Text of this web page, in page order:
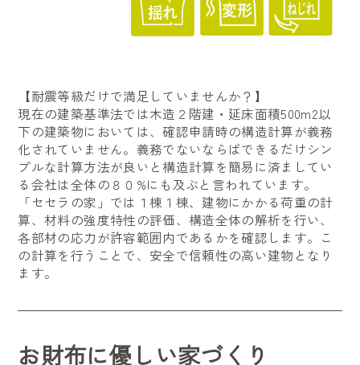
【耐震等級だけで満足していませんか？】
現在の建築基準法では木造２階建・延床面積500m2以
下の建築物においては、確認申請時の構造計算が義務
化されていません。義務でないならばできるだけシン
プルな計算方法が良いと構造計算を簡易に済ましてい
る会社は全体の８０%にも及ぶと言われています。
「セセラの家」では１棟１棟、建物にかかる荷重の計
算、材料の強度特性の評価、構造全体の解析を行い、
各部材の応力が許容範囲内であるかを確認します。こ
の計算を行うことで、安全で信頼性の高い建物となり
ます。
お財布に優しい家づくり